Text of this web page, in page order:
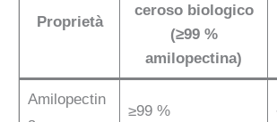
Proprietà
ceroso biologico
(≥99 %
amilopectina)
Amilopectin
≥99 %